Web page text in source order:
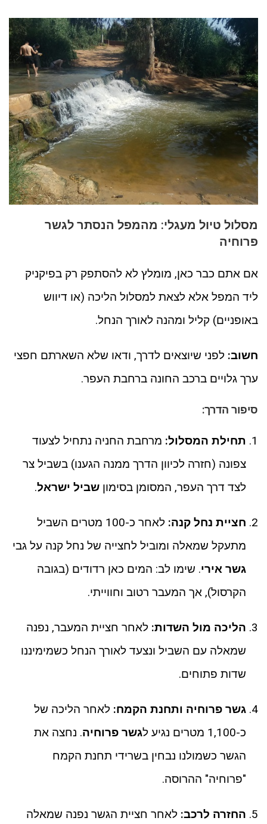
מסלול טיול מעגלי: מהמפל הנסתר לגשר
פרוחיה
אם אתם כבר כאן, מומלץ לא להסתפק רק בפיקניק
ליד המפל אלא לצאת למסלול הליכה (או דיווש
באופניים) קליל ומהנה לאורך הנחל.
חשוב: לפני שיוצאים לדרך, ודאו שלא השארתם חפצי
ערך גלויים ברכב החונה ברחבת העפר.
סיפור הדרך:
תחילת המסלול: מרחבת החניה נתחיל לצעוד
צפונה (חזרה לכיוון הדרך ממנה הגענו) בשביל צר
לצד דרך העפר, המסומן בסימון שביל ישראל.
חציית נחל קנה:
לאחר כ-100 מטרים השביל
מתעקל שמאלה ומוביל לחצייה של נחל קנה על גבי
גשר אירי. שימו לב: המים כאן רדודים (בגובה
הקרסול), אך המעבר רטוב וחווייתי.
הליכה מול השדות: לאחר חציית המעבר, נפנה
שמאלה עם השביל ונצעד לאורך הנחל כשמימיננו
שדות פתוחים.
גשר פרוחיה ותחנת הקמח: לאחר הליכה של
כ-1,100 מטרים נגיע ל
גשר פרוחיה. נחצה את
הגשר כשמולנו נבחין בשרידי תחנת הקמח
"פרוחיה" ההרוסה.
החזרה לרכב: לאחר חציית הגשר נפנה שמאלה